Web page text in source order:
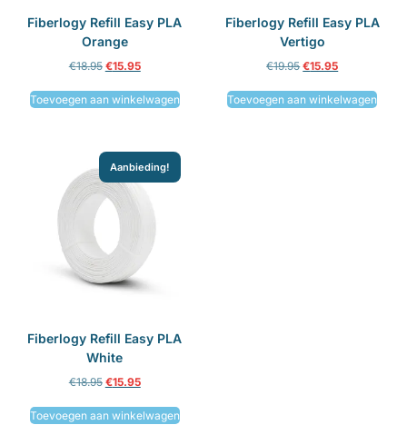
Fiberlogy Refill Easy PLA
Orange
€18.95 €15.95
Toevoegen aan winkelwagen
Fiberlogy Refill Easy PLA
Vertigo
€19.95 €15.95
Toevoegen aan winkelwagen
Aanbieding!
Fiberlogy Refill Easy PLA
White
€18.95 €15.95
Toevoegen aan winkelwagen